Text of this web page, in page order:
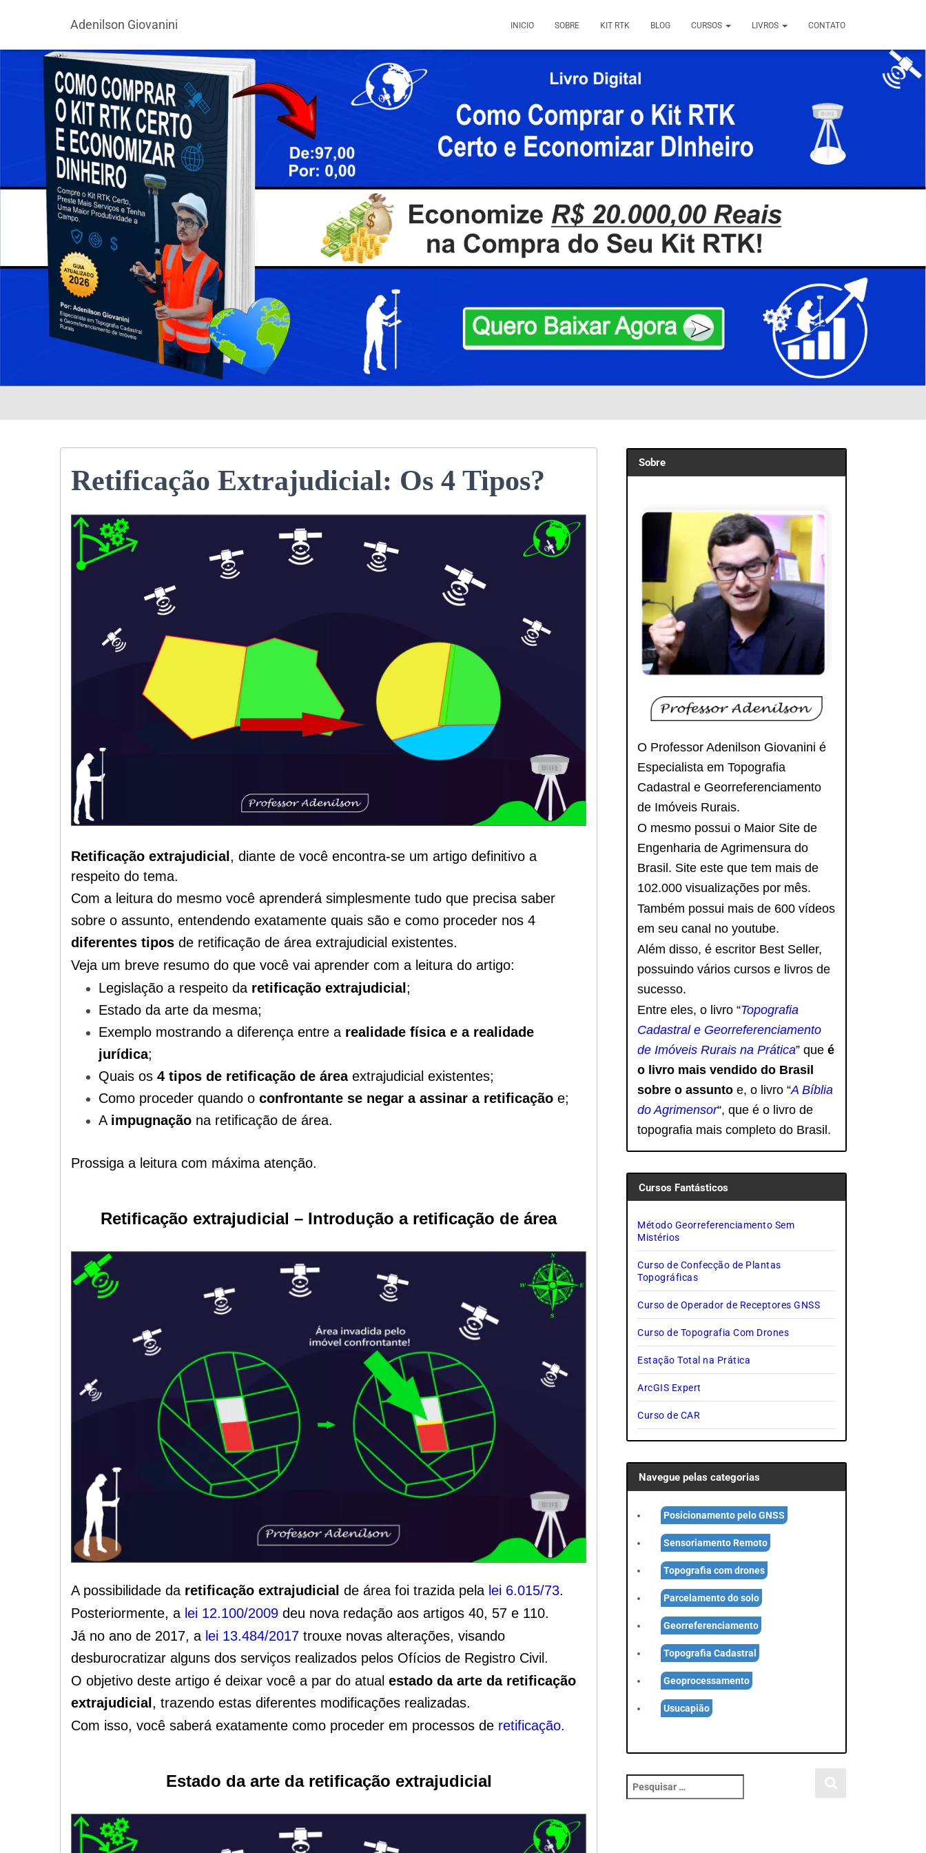
Adenilson Giovanini INICIO SOBRE KIT RTK BLOG CURSOS LIVROS CONTATO
Retificação Extrajudicial: Os 4 Tipos?
Retificação extrajudicial , diante de você encontra-se um artigo definitivo a
respeito do tema.
Com a leitura do mesmo você aprenderá simplesmente tudo que precisa saber
sobre o assunto, entendendo exatamente quais são e como proceder nos 4
diferentes tipos de retificação de área extrajudicial existentes.
Veja um breve resumo do que você vai aprender com a leitura do artigo:
Legislação a respeito da retificação extrajudicial ;
Estado da arte da mesma;
Exemplo mostrando a diferença entre a realidade física e a realidade
jurídica;
Quais os 4 tipos de retificação de áreaextrajudicial existentes;
Como proceder quando o confrontante se negar a assinar a retificação e;
A impugnação na retificação de área.
Prossiga a leitura com máxima atenção.
Retificação extrajudicial – Introdução a retificação de área
A possibilidade daretificação extrajudicial de área foi trazida pela lei 6.015/73.
Posteriormente, a lei 12.100/2009 deu nova redação aos artigos 40, 57 e 110.
Já no ano de 2017, a lei 13.484/2017 trouxe novas alterações, visando
desburocratizar alguns dos serviços realizados pelos Ofícios de Registro Civil.
O objetivo deste artigo é deixar você a par do atual estado da arte da retificação
extrajudicial , trazendo estas diferentes modificações realizadas.
Com isso, você saberá exatamente como proceder em processos de retificação.
Estado da arte da retificação extrajudicial
Sobre
O Professor Adenilson Giovanini é
Especialista em Topografia
Cadastral e Georreferenciamento
de Imóveis Rurais.
O mesmo possui o Maior Site de
Engenharia de Agrimensura do
Brasil. Site este que tem mais de
102.000 visualizações por mês.
Também possui mais de 600 vídeos
em seu canal no youtube.
Além disso, é escritor Best Seller,
possuindo vários cursos e livros de
sucesso.
Entre eles, o livro “Topografia
Cadastral e Georreferenciamento
de Imóveis Rurais na Prática” queé
o livro mais vendido do Brasil
sobre o assuntoe, o livro “A Bíblia
do Agrimensor“, que é o livro de
topografia mais completo do Brasil.
Cursos Fantásticos
Método Georreferenciamento Sem
Mistérios
Curso de Confecção de Plantas
Topográficas
Curso de Operador de Receptores GNSS
Curso de Topografia Com Drones
Estação Total na Prática
ArcGIS Expert
Curso de CAR
Navegue pelas categorias
Posicionamento pelo GNSS
Sensoriamento Remoto
Topografia com drones
Parcelamento do solo
Georreferenciamento
Topografia Cadastral
Geoprocessamento
Usucapião
e